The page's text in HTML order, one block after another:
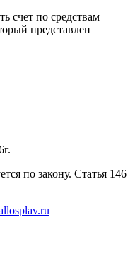
счет по средствам
представлен
по закону. Статья 146